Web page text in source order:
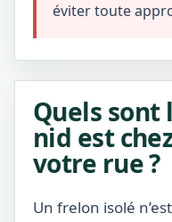
éviter toute
Quels sont
nid est
votre rue ?
Un frelon isolé